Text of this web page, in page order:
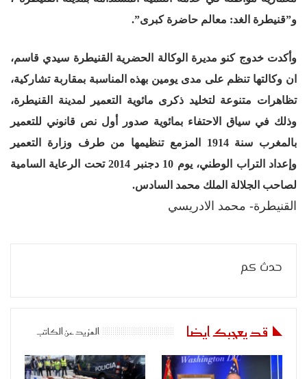
و”قنيطرة الغد: معالم حاضرة كبرى”.
وأكدت خدوج كنو مديرة الوكالة الحضرية القنيطرة سيدي قاسم،
ان وكالتها تنظم على مدى يومين بهذه المناسبة بمقاربة تشاركية،
تظاهرات متنوعة لتخليد ذكرى مائوية التعمير لمدينة القنيطرة،
وذلك في سياق الاحتفاء بمائوية صدور أول نص قانوني للتعمير
بالمغرب سنة 1914 المزمع تنظيمها من طرف وزارة التعمير
وإعداد التراب الوطني، يوم 10 دجنبر 2014 تحت الرعاية السامية
لصاحب الجلالة الملك محمد السادس.
القنيطرة- محمد الادريسي
حدث كم
قد يعجبك ايضا المزيد عن الكاتب